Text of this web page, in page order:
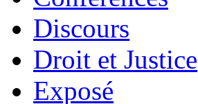
Discours
Droit et Justice
Exposé